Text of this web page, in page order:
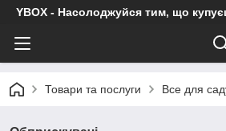
YBOX - Насолоджуйся тим, що
Товари та послуги Все для